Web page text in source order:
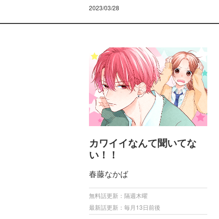
2023/03/28
カワイイなんて聞いてな
い！！
春藤なかば
無料話更新：隔週木曜
最新話更新：毎月13日前後